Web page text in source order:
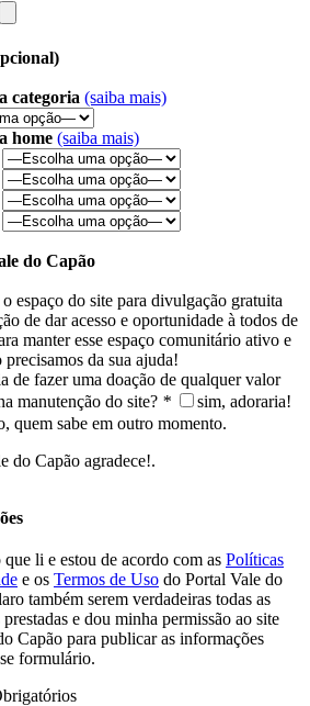
categoria (saiba mais)
home (saiba mais)
do Capão
espaço do site para divulgação gratuita
de dar acesso e oportunidade à todos de
manter esse espaço comunitário ativo e
da sua ajuda!
de fazer uma doação de qualquer valor
manutenção do site? *
sim, adoraria!
quem sabe em outro momento.
do Capão agradece!.
li e estou de acordo com as Políticas
e os Termos de Uso do Portal Vale do
também serem verdadeiras todas as
e dou minha permissão ao site
Capão para publicar as informações
formulário.